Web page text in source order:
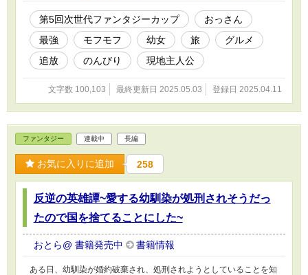
第5回次世代ファンタジーカップ
おっさん
最強
モフモフ 幼女 旅
グルメ
追放
のんびり 現地主人公
文字数 100,103 最終更新日 2025.05.03 登録日 2025.04.11
ファンタジー 連載中 長編
お気に入りに追加 258
反逆の英雄譚~愛する幼馴染が処刑されそうだっ
たので国を捨てることにした~
おとら@ 書籍発売中 書籍情報
ある日、幼馴染が婚約破棄され、処刑されようとしていることを知